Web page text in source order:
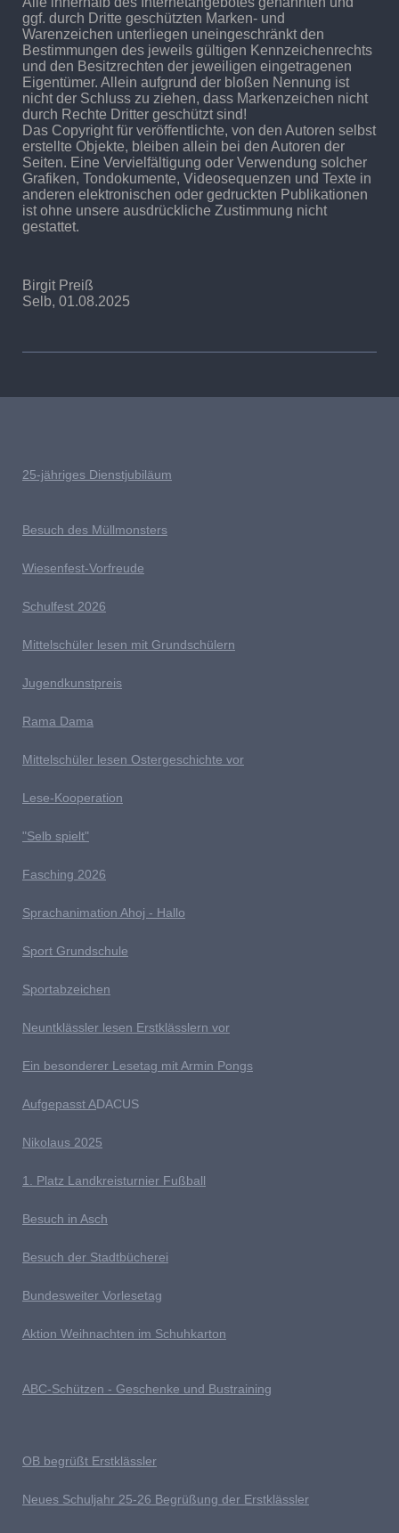
ggf. durch Dritte geschützten Marken- und
Warenzeichen unterliegen uneingeschränkt den
Bestimmungen des jeweils gültigen Kennzeichenrechts
und den Besitzrechten der jeweiligen eingetragenen
Eigentümer. Allein aufgrund der bloßen Nennung ist
nicht der Schluss zu ziehen, dass Markenzeichen nicht
durch Rechte Dritter geschützt sind!
Das Copyright für veröffentlichte, von den Autoren selbst
erstellte Objekte, bleiben allein bei den Autoren der
Seiten. Eine Vervielfältigung oder Verwendung solcher
Grafiken, Tondokumente, Videosequenzen und Texte in
anderen elektronischen oder gedruckten Publikationen
ist ohne unsere ausdrückliche Zustimmung nicht
gestattet.
Birgit Preiß
Selb, 01.08.2025
25-jähriges Dienstjubiläum
Besuch des Müllmonsters
Wiesenfest-Vorfreude
Schulfest 2026
Mittelschüler lesen mit Grundschülern
Jugendkunstpreis
Rama Dama
Mittelschüler lesen Ostergeschichte vor
Lese-Kooperation
"Selb spielt"
Fasching 2026
Sprachanimation Ahoj - Hallo
Sport Grundschule
Sportabzeichen
Neuntklässler lesen Erstklässlern vor
Ein besonderer Lesetag mit Armin Pongs
Aufgepasst ADACUS
Nikolaus 2025
1. Platz Landkreisturnier Fußball
Besuch in Asch
Besuch der Stadtbücherei
Bundesweiter Vorlesetag
Aktion Weihnachten im Schuhkarton
ABC-Schützen - Geschenke und Bustraining
OB begrüßt Erstklässler
Neues Schuljahr 25-26 Begrüßung der Erstklässler